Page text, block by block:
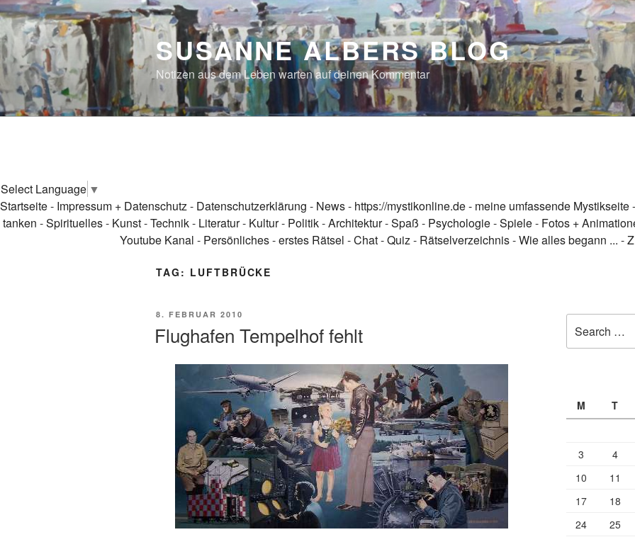
Skip
to
content
SUSANNE ALBERS BLOG
Notizen aus dem Leben warten auf deinen Kommentar
Select Language ▼
Startseite- Impressum + Datenschutz- Datenschutzerklärung - News- https://mystikonline.de - meine umfassende Mystikseite
tanken -Spirituelles- Kunst-Technik- Literatur- Kultur- Politik-Architektur-Spaß - Psychologie-Spiele- Fotos +
Youtube Kanal - Persönliches-erstes Rätsel -Chat-Quiz- Rätselverzeichnis-Wie alles begann ... -
TAG: LUFTBRÜCKE
POSTED
8. FEBRUAR 2010
Flughafen Tempelhof fehlt
for:
M T
3
4
10
11
17
18
24
25